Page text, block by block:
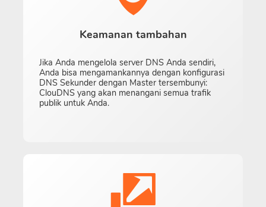
Keamanan tambahan
Jika Anda mengelola server DNS Anda sendiri,
Anda bisa mengamankannya dengan konfigurasi
DNS Sekunder dengan Master tersembunyi:
ClouDNS yang akan menangani semua trafik
publik untuk Anda.